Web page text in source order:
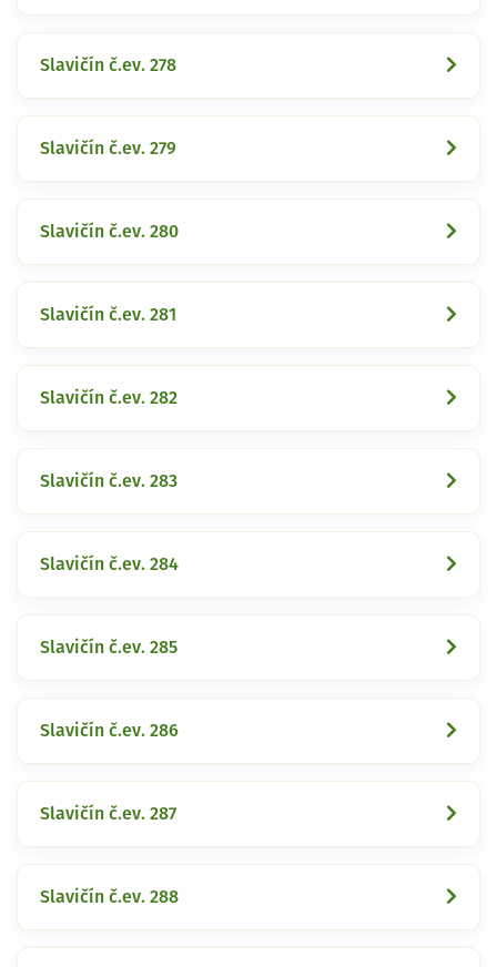
Slavičín č.ev. 278
Slavičín č.ev. 279
Slavičín č.ev. 280
Slavičín č.ev. 281
Slavičín č.ev. 282
Slavičín č.ev. 283
Slavičín č.ev. 284
Slavičín č.ev. 285
Slavičín č.ev. 286
Slavičín č.ev. 287
Slavičín č.ev. 288